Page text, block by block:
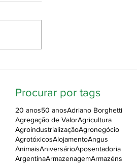
Procurar por tags
20 anos50 anosAdriano Borghetti
Agregação de ValorAgricultura
AgroindustrializaçãoAgronegócio
AgrotóxicosAlojamentoAngus
AnimaisAniversárioAposentadoria
ArgentinaArmazenagemArmazéns